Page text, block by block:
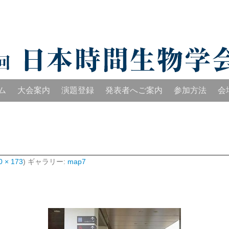
生物学会学術大
大会案内 演題登録 発表者へご案内 参加方法 会
× 173) ギャラリー: map7